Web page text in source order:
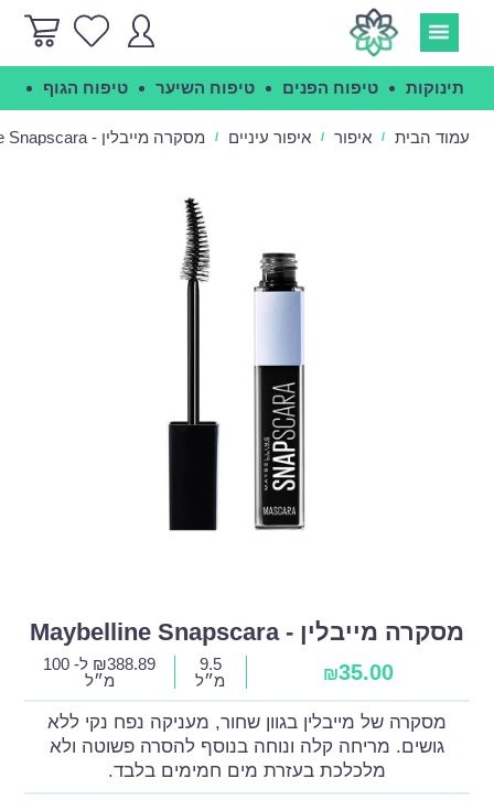
תינוקות טיפוח הפנים טיפוח השיער טיפוח הגוף
עמוד הבית / איפור / איפור עיניים / מסקרה מייבלין - Maybelline Snapscara
מסקרה מייבלין - Maybelline Snapscara
₪35.00
9.5
מ״ל
₪388.89
ל- 100
מ״ל
מסקרה של מייבלין בגוון שחור, מעניקה נפח נקי ללא
גושים. מריחה קלה ונוחה בנוסף להסרה פשוטה ולא
מלכלכת בעזרת מים חמימים בלבד.